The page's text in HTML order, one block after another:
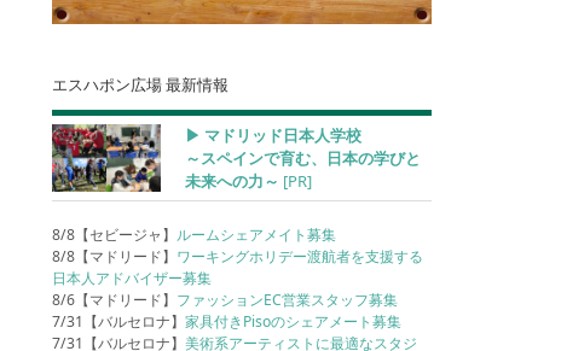
エスハポン広場 最新情報
▶︎ マドリッド日本人学校
～スペインで育む、日本の学びと
未来への力～ [PR]
8/8【セビージャ】ルームシェアメイト募集
8/8【マドリード】 ワーキングホリデー渡航者を支援する
日本人アドバイザー募集
8/6【マドリード】 ファッションEC営業スタッフ募集
7/31【バルセロナ】家具付きPisoのシェアメート募集
7/31【バルセロナ】美術系アーティストに最適なスタジ